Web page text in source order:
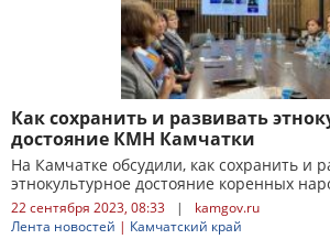
Как сохранить и развивать
достояние КМН Камчатки
На Камчатке обсудили, как сохранить и
этнокультурное достояние коренных
22 сентября 2023, 08:33 |
kamgov.ru
Лента новостей | Камчатский край